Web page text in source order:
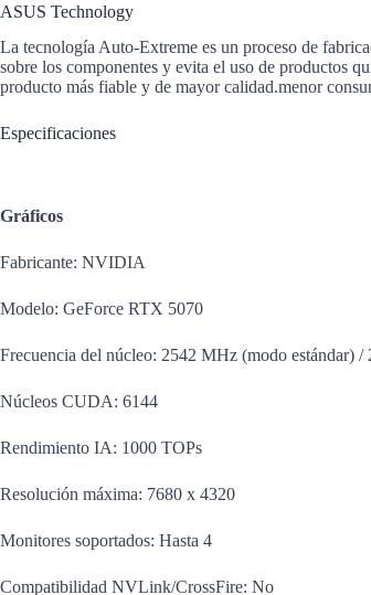
ASUS Technology
La tecnología Auto-Extreme es un proceso de
sobre los componentes y evita el uso de productos
producto más fiable y de mayor calidad.menor
Especificaciones
Gráficos
Fabricante: NVIDIA
Modelo: GeForce RTX 5070
Frecuencia del núcleo: 2542 MHz (modo estándar)
Núcleos CUDA: 6144
Rendimiento IA: 1000 TOPs
Resolución máxima: 7680 x 4320
Monitores soportados: Hasta 4
Compatibilidad NVLink/CrossFire: No